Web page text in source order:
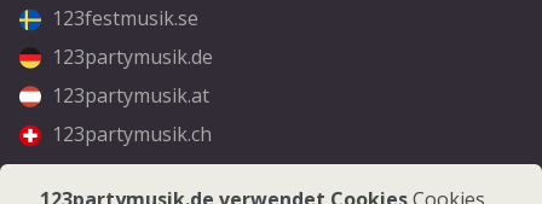
123festmusik.se
123partymusik.de
123partymusik.at
123partymusik.ch
Folgen Sie uns